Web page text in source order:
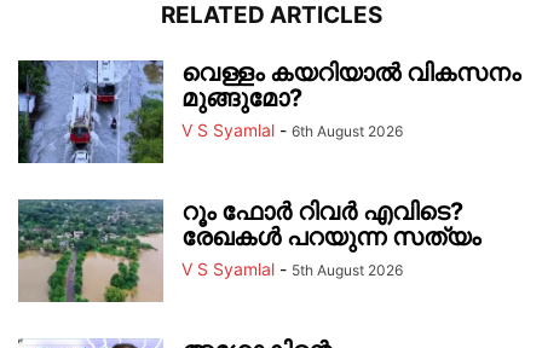
RELATED ARTICLES
വെള്ളം കയറിയാൽ വികസനം
മുങ്ങുമോ?
V S Syamlal - 6th August 2026
റൂം ഫോർ റിവർ എവിടെ?
രേഖകൾ പറയുന്ന സത്യം
V S Syamlal - 5th August 2026